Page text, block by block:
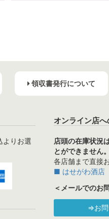
領収書発行について
よりお選
オンライン店
店頭の在庫状況
とができません。
各店舗まで直接
■ はせがわ酒店
＜メールでのお
⇒お問